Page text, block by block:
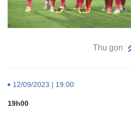
Thu gọn
12/09/2023 | 19:00
19h00